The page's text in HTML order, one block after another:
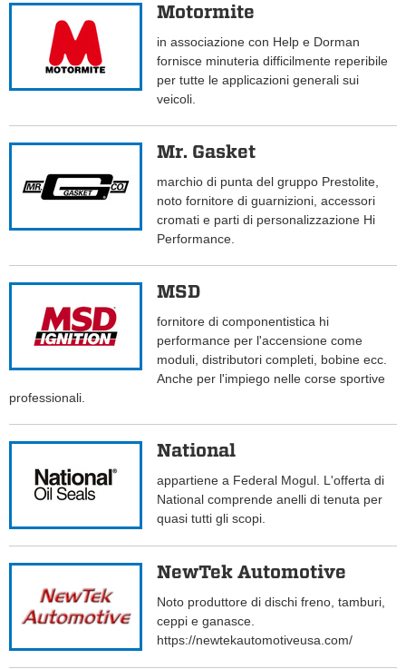
Motormite
in associazione con Help e Dorman
fornisce minuteria difficilmente reperibile
per tutte le applicazioni generali sui
veicoli.
Mr. Gasket
marchio di punta del gruppo Prestolite,
noto fornitore di guarnizioni, accessori
cromati e parti di personalizzazione Hi
Performance.
MSD
fornitore di componentistica hi
performance per l'accensione come
moduli, distributori completi, bobine ecc.
Anche per l'impiego nelle corse sportive
professionali.
National
appartiene a Federal Mogul. L'offerta di
National comprende anelli di tenuta per
quasi tutti gli scopi.
NewTek Automotive
Noto produttore di dischi freno, tamburi,
ceppi e ganasce.
https://newtekautomotiveusa.com/